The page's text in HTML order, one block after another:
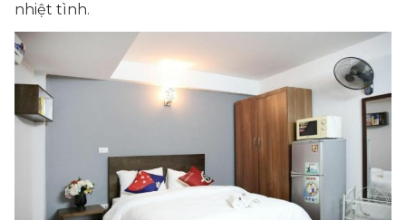
nhiệt tình.